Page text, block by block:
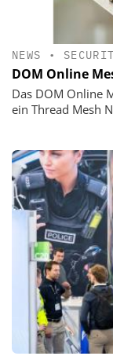
NEWS •
DOM Online
Das DOM Online
ein Thread Mesh